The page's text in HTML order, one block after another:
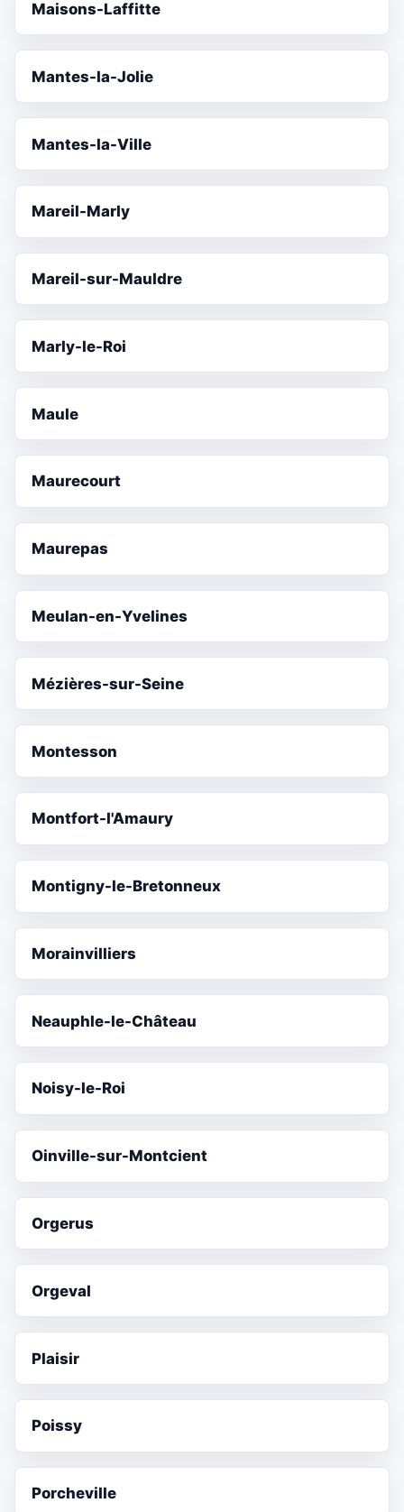
Maisons-Laffitte
Mantes-la-Jolie
Mantes-la-Ville
Mareil-Marly
Mareil-sur-Mauldre
Marly-le-Roi
Maule
Maurecourt
Maurepas
Meulan-en-Yvelines
Mézières-sur-Seine
Montesson
Montfort-l'Amaury
Montigny-le-Bretonneux
Morainvilliers
Neauphle-le-Château
Noisy-le-Roi
Oinville-sur-Montcient
Orgerus
Orgeval
Plaisir
Poissy
Porcheville